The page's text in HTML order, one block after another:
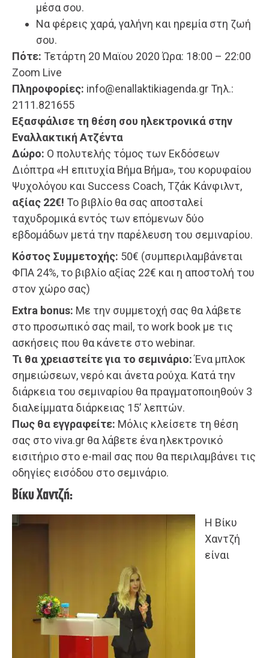
μέσα σου.
Να φέρεις χαρά, γαλήνη και ηρεμία στη ζωή
σου.
Πότε: Τετάρτη 20 Μαϊου 2020 Ώρα: 18:00 – 22:00
Zoom Live
Πληροφορίες: info@enallaktikiagenda.gr Τηλ.:
2111.821655
Εξασφάλισε τη θέση σου ηλεκτρονικά στην
Εναλλακτική Ατζέντα
Δώρο: Ο πολυτελής τόμος των Εκδόσεων
Διόπτρα «Η επιτυχία Βήμα Βήμα», του κορυφαίου
Ψυχολόγου και Success Coach, Τζάκ Κάνφιλντ,
αξίας 22€! Το βιβλίο θα σας αποσταλεί
ταχυδρομικά εντός των επόμενων δύο
εβδομάδων μετά την παρέλευση του σεμιναρίου.
Κόστος Συμμετοχής: 50€ (συμπεριλαμβάνεται
ΦΠΑ 24%, το βιβλίο αξίας 22€ και η αποστολή του
στον χώρο σας)
Εxtra bonus: Mε την συμμετοχή σας θα λάβετε
στο προσωπικό σας mail, το work book με τις
ασκήσεις που θα κάνετε στο webinar.
Τι θα χρειαστείτε για το σεμινάριο:Ένα μπλοκ
σημειώσεων, νερό και άνετα ρούχα. Κατά την
διάρκεια του σεμιναρίου θα πραγματοποιηθούν 3
διαλείμματα διάρκειας 15’ λεπτών.
Πως θα εγγραφείτε: Μόλις κλείσετε τη θέση
σας στο viva.gr θα λάβετε ένα ηλεκτρονικό
εισιτήριο στο e-mail σας που θα περιλαμβάνει τις
οδηγίες εισόδου στο σεμινάριο.
Βίκυ Χαντζή:
Η Βίκυ
Χαντζή
είναι